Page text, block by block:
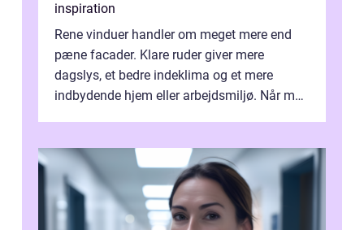
inspiration
Rene vinduer handler om meget mere end
pæne facader. Klare ruder giver mere
dagslys, et bedre indeklima og et mere
indbydende hjem eller arbejdsmiljø. Når man